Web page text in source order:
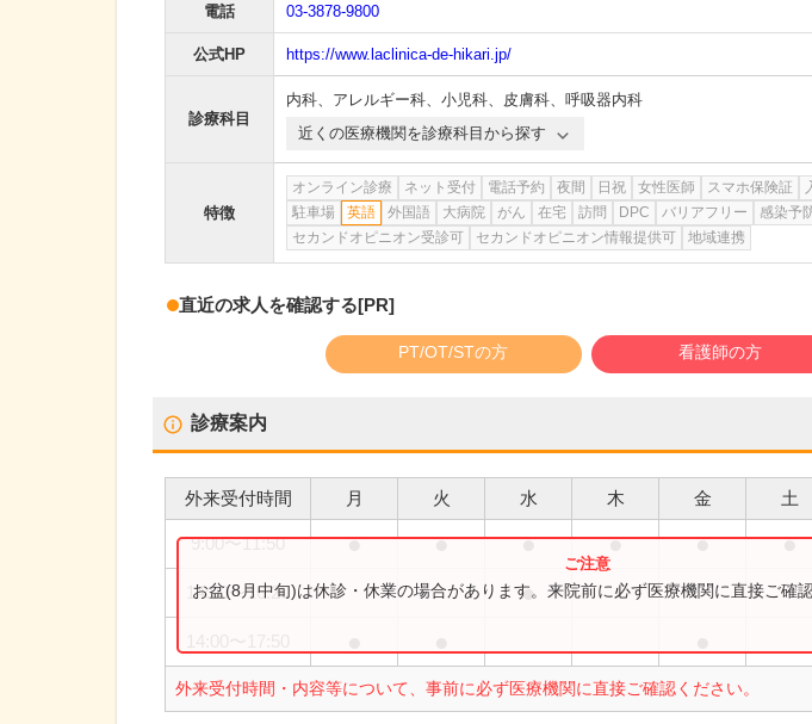
電話 03-3878-9800
公式HP https://www.laclinica-de-hikari.jp/
診療科目
内科、 アレルギー科、 小児科、 皮膚科、 呼吸器内科
近くの医療機関を診療科目から探す
特徴
オンライン診療 ネット受付 電話予約 夜間 日祝 女性医師 スマホ保険証
駐車場
英語 外国語 大病院 がん 在宅 訪問 DPC バリアフリー
感染予
セカンドオピニオン受診可
セカンドオピニオン情報提供可 地域連携
直近の求人を確認する[PR]
PT/OT/STの方 看護師の方
診療案内
外来受付時間 月 火 水 木 金 土
9:00〜11:50 ● ● ● ● ● ●
14:00〜16:20 ●
外来受付時間・内容等について、事前に必ず医療機関に直接ご確認ください。
お盆(8月中旬)は休診・休業の場合があります。来院前に必ず医療機関に直接ご確認